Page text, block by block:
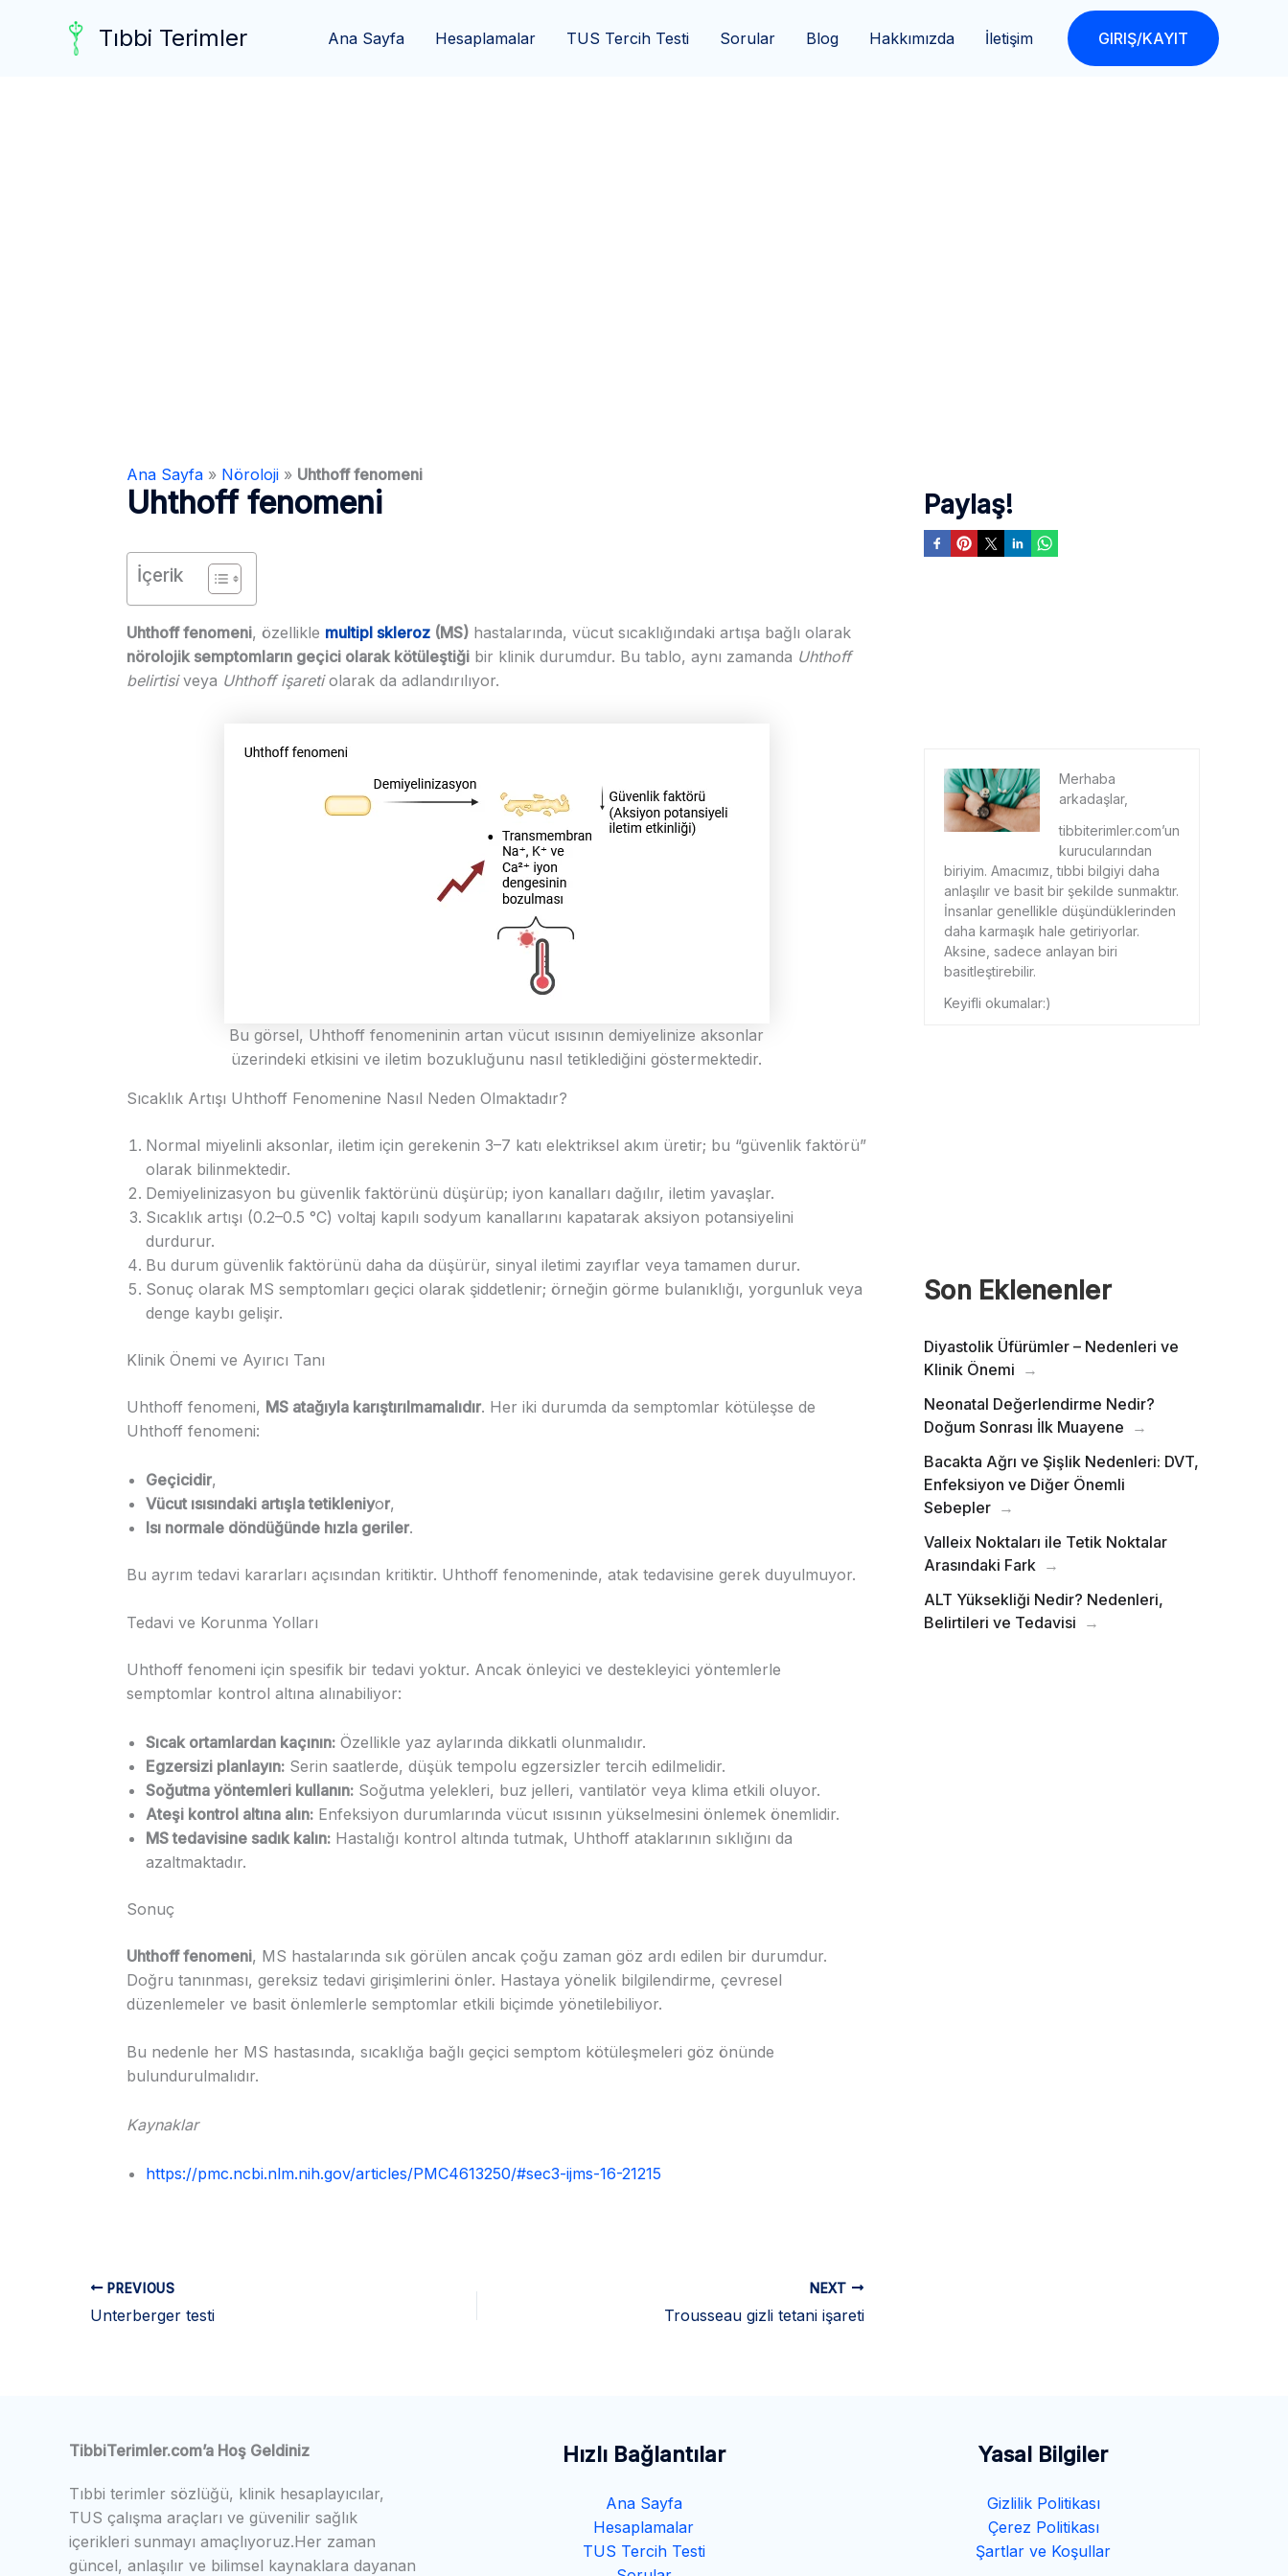
Tıbbi Terimler Ana Sayfa Hesaplamalar TUS Tercih Testi Sorular Blog Hakkımızda İletişim GIRIŞ/KAYIT
Ana Sayfa » Nöroloji » Uhthoff fenomeni
Uhthoff fenomeni
İçerik
Uhthoff fenomeni, özellikle multipl skleroz (MS) hastalarında, vücut sıcaklığındaki artışa bağlı olarak
nörolojik semptomların geçici olarak kötüleştiği bir klinik durumdur. Bu tablo, aynı zamanda Uhthoff
belirtisiveya Uhthoff işaretiolarak da adlandırılıyor.
Bu görsel, Uhthoff fenomeninin artan vücut ısısının demiyelinize aksonlar
üzerindeki etkisini ve iletim bozukluğunu nasıl tetiklediğini göstermektedir.
Sıcaklık Artışı Uhthoff Fenomenine Nasıl Neden Olmaktadır?
Normal miyelinli aksonlar, iletim için gerekenin 3–7 katı elektriksel akım üretir; bu “güvenlik faktörü”
olarak bilinmektedir.
Demiyelinizasyon bu güvenlik faktörünü düşürüp; iyon kanalları dağılır, iletim yavaşlar.
Sıcaklık artışı (0.2–0.5 °C) voltaj kapılı sodyum kanallarını kapatarak aksiyon potansiyelini
durdurur.
Bu durum güvenlik faktörünü daha da düşürür, sinyal iletimi zayıflar veya tamamen durur.
Sonuç olarak MS semptomları geçici olarak şiddetlenir; örneğin görme bulanıklığı, yorgunluk veya
denge kaybı gelişir.
Klinik Önemi ve Ayırıcı Tanı
Uhthoff fenomeni, MS atağıyla karıştırılmamalıdır. Her iki durumda da semptomlar kötüleşse de
Uhthoff fenomeni:
Geçicidir,
Vücut ısısındaki artışla tetikleniyor,
Isı normale döndüğünde hızla geriler.
Bu ayrım tedavi kararları açısından kritiktir. Uhthoff fenomeninde, atak tedavisine gerek duyulmuyor.
Tedavi ve Korunma Yolları
Uhthoff fenomeni için spesifik bir tedavi yoktur. Ancak önleyici ve destekleyici yöntemlerle
semptomlar kontrol altına alınabiliyor:
Sıcak ortamlardan kaçının: Özellikle yaz aylarında dikkatli olunmalıdır.
Egzersizi planlayın: Serin saatlerde, düşük tempolu egzersizler tercih edilmelidir.
Soğutma yöntemleri kullanın: Soğutma yelekleri, buz jelleri, vantilatör veya klima etkili oluyor.
Ateşi kontrol altına alın: Enfeksiyon durumlarında vücut ısısının yükselmesini önlemek önemlidir.
MS tedavisine sadık kalın: Hastalığı kontrol altında tutmak, Uhthoff ataklarının sıklığını da
azaltmaktadır.
Sonuç
Uhthoff fenomeni, MS hastalarında sık görülen ancak çoğu zaman göz ardı edilen bir durumdur.
Doğru tanınması, gereksiz tedavi girişimlerini önler. Hastaya yönelik bilgilendirme, çevresel
düzenlemeler ve basit önlemlerle semptomlar etkili biçimde yönetilebiliyor.
Bu nedenle her MS hastasında, sıcaklığa bağlı geçici semptom kötüleşmeleri göz önünde
bulundurulmalıdır.
Kaynaklar
https://pmc.ncbi.nlm.nih.gov/articles/PMC4613250/#sec3-ijms-16-21215
PREVIOUS
Unterberger testi
NEXT
Trousseau gizli tetani işareti
Paylaş!
Merhaba
arkadaşlar,
tibbiterimler.com’un
kurucularından
biriyim. Amacımız, tıbbi bilgiyi daha
anlaşılır ve basit bir şekilde sunmaktır.
İnsanlar genellikle düşündüklerinden
daha karmaşık hale getiriyorlar.
Aksine, sadece anlayan biri
basitleştirebilir.
Keyifli okumalar:)
Son Eklenenler
Diyastolik Üfürümler – Nedenleri ve
Klinik Önemi
Neonatal Değerlendirme Nedir?
Doğum Sonrası İlk Muayene
Bacakta Ağrı ve Şişlik Nedenleri: DVT,
Enfeksiyon ve Diğer Önemli
Sebepler
Valleix Noktaları ile Tetik Noktalar
Arasındaki Fark
ALT Yüksekliği Nedir? Nedenleri,
Belirtileri ve Tedavisi
TibbiTerimler.com’a Hoş Geldiniz
Tıbbi terimler sözlüğü, klinik hesaplayıcılar,
TUS çalışma araçları ve güvenilir sağlık
içerikleri sunmayı amaçlıyoruz.Her zaman
güncel, anlaşılır ve bilimsel kaynaklara dayanan
Hızlı Bağlantılar
Ana Sayfa
Hesaplamalar
TUS Tercih Testi
Yasal Bilgiler
Gizlilik Politikası
Çerez Politikası
Şartlar ve Koşullar